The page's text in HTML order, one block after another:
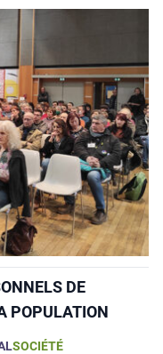
DE
POPULATION
SOCIÉTÉ